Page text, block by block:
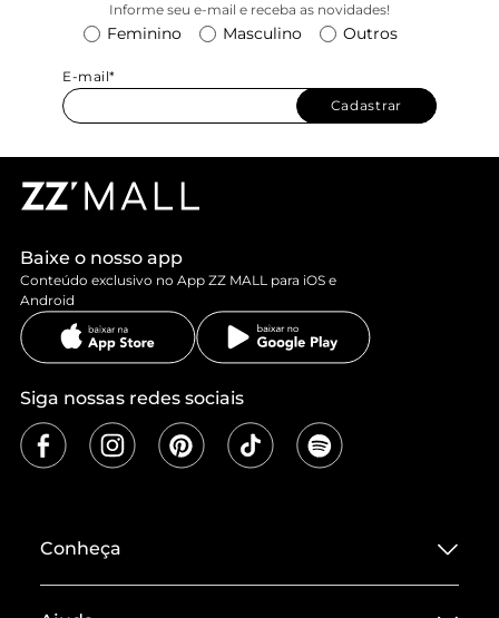
Informe seu e-mail e receba as novidades!
Feminino Masculino Outros
E-mail*
Cadastrar
Baixe o nosso app
Conteúdo exclusivo no App ZZ MALL para iOS e
Android
Siga nossas redes sociais
Conheça